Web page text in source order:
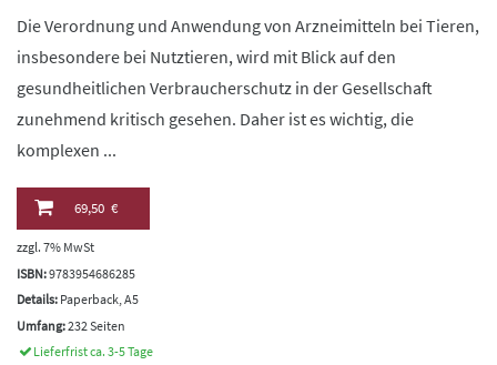
Die Verordnung und Anwendung von Arzneimitteln bei Tieren,
insbesondere bei Nutztieren, wird mit Blick auf den
gesundheitlichen Verbraucherschutz in der Gesellschaft
zunehmend kritisch gesehen. Daher ist es wichtig, die
komplexen ...
69,50 €
zzgl. 7% MwSt
ISBN:9783954686285
Details: Paperback, A5
Umfang:232 Seiten
Lieferfrist ca. 3-5 Tage